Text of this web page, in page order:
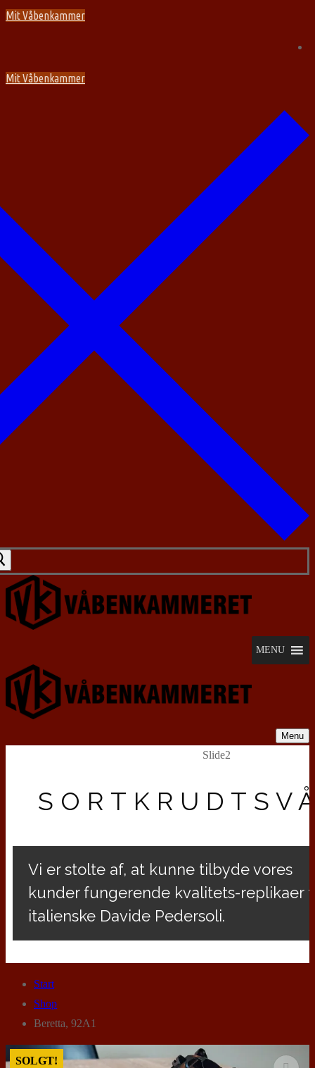
Spring
Menu
Luk
Mit Våbenkammer
Mit Våbenkammer
MENU
Menu
Slide2
Vi er stolte af, at kunne tilbyde vores
kunder fungerende kvalitets-replikaer
italienske Davide Pedersoli.
Start
Shop
Beretta, 92A1
SOLGT!